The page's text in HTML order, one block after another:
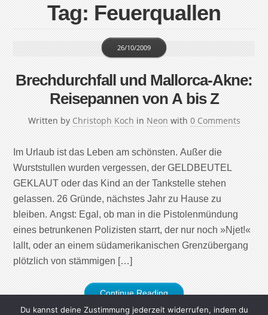
Tag: Feuerquallen
Brechdurchfall und Mallorca-Akne:
Reisepannen von A bis Z
Written by Christoph Koch
26/10/2009
in Neon with 0 Comments
Im Urlaub ist das Leben am schönsten. Außer die
Wurststullen wurden vergessen, der GELDBEUTEL
GEKLAUT oder das Kind an der Tankstelle stehen
gelassen. 26 Gründe, nächstes Jahr zu Hause zu
bleiben. Angst: Egal, ob man in die Pistolenmündung
eines betrunkenen Polizisten starrt, der nur noch »Njet!«
lallt, oder an einem südamerikanischen Grenzübergang
plötzlich von stämmigen […]
Continue Reading
Du kannst deine Zustimmung jederzeit widerrufen, indem du